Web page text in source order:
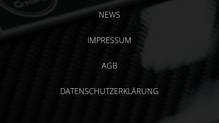
NEWS
IMPRESSUM
AGB
DATENSCHUTZERKLÄRUNG